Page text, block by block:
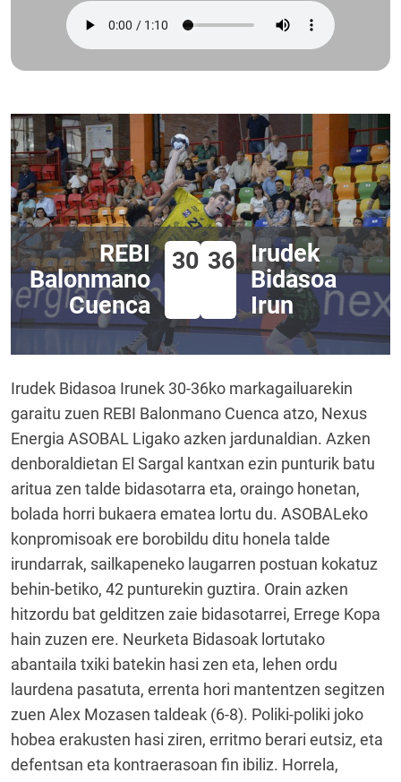
REBI
Balonmano
Cuenca
30 36 Irudek
Bidasoa
Irun
Irudek Bidasoa Irunek 30-36ko markagailuarekin
garaitu zuen REBI Balonmano Cuenca atzo, Nexus
Energia ASOBAL Ligako azken jardunaldian. Azken
denboraldietan El Sargal kantxan ezin punturik batu
aritua zen talde bidasotarra eta, oraingo honetan,
bolada horri bukaera ematea lortu du. ASOBALeko
konpromisoak ere borobildu ditu honela talde
irundarrak, sailkapeneko laugarren postuan kokatuz
behin-betiko, 42 punturekin guztira. Orain azken
hitzordu bat gelditzen zaie bidasotarrei, Errege Kopa
hain zuzen ere. Neurketa Bidasoak lortutako
abantaila txiki batekin hasi zen eta, lehen ordu
laurdena pasatuta, errenta hori mantentzen segitzen
zuen Alex Mozasen taldeak (6-8). Poliki-poliki joko
hobea erakusten hasi ziren, erritmo berari eutsiz, eta
defentsan eta kontraerasoan fin ibiliz. Horrela,